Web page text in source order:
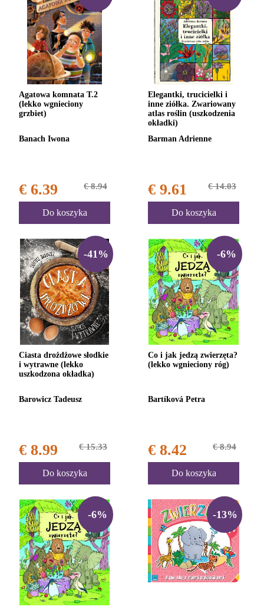
Agatowa komnata T.2
(lekko wgnieciony
grzbiet)
Banach Iwona
€ 6.39 € 8.94
Do koszyka
Elegantki, trucicielki i
inne ziółka. Zwariowany
atlas roślin (uszkodzenia
okładki)
Barman Adrienne
€ 9.61 € 14.03
Do koszyka
Ciasta drożdżowe słodkie
i wytrawne (lekko
uszkodzona okładka)
Barowicz Tadeusz
€ 8.99 € 15.33
Do koszyka
-41%
Co i jak jedzą zwierzęta?
(lekko wgnieciony róg)
Bartíková Petra
€ 8.42 € 8.94
Do koszyka
-6%
-6% -13%